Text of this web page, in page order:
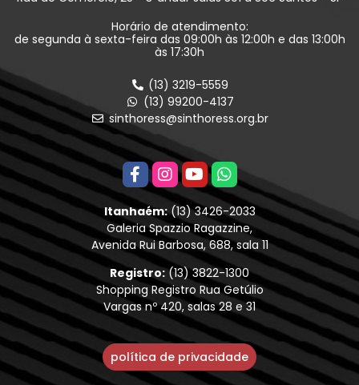
Horário de atendimento:
de segunda à sexta-feira das 09:00h às 12:00h e das 13:00h
às 17:30h
(13) 3219-5559
(13) 99200-4137
sinthoress@sinthoress.org.br
Itanhaém:(13) 3426-2033
Galeria Spazzio Ragazzine,
Avenida Rui Barbosa, 688, sala 11
Registro:(13) 3822-1300
Shopping Registro Rua Getúlio
Vargas nº 420, salas 28 e 31
política de privacidade